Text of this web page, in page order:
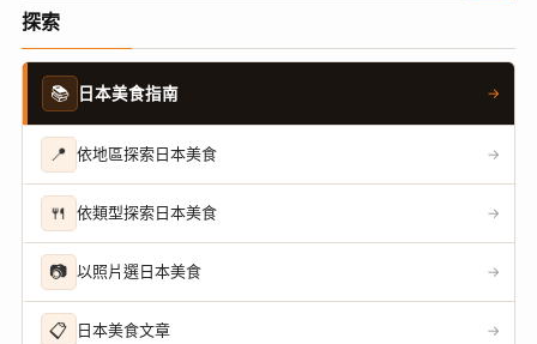
探索
📚 日本美食指南 →
📍 依地區探索日本美食 →
🍴 依類型探索日本美食 →
📷 以照片選日本美食 →
📋 日本美食文章 →